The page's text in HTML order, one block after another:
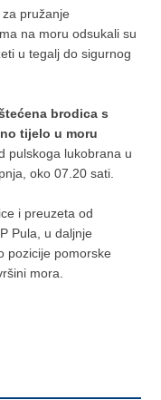
pružanje
na moru odsukali su
u tegalj do sigurnog
brodica s
tijelo u moru
pulskoga lukobrana u
oko 07.20 sati.
i preuzeta od
Pula, u daljnje
pozicije pomorske
mora.